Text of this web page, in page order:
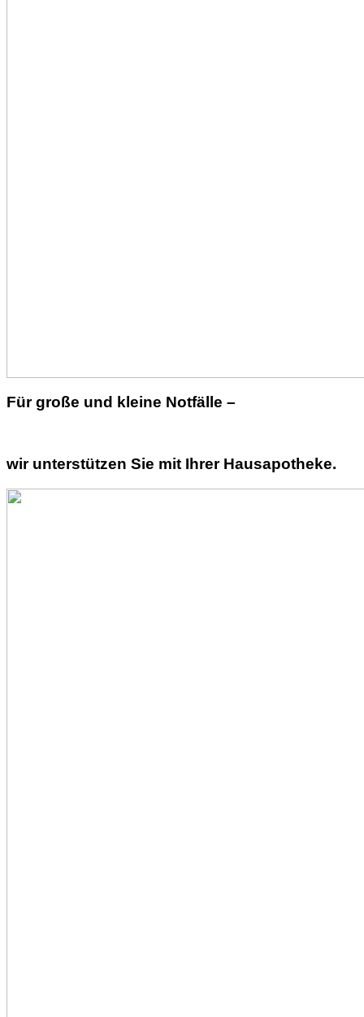
Für große und kleine Notfälle –
wir unterstützen Sie mit Ihrer Hausapotheke.